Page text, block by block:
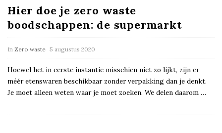
Hier doe je zero waste
boodschappen: de supermarkt
In Zero waste 5 augustus 2020
Hoewel het in eerste instantie misschien niet zo lijkt, zijn er
méér etenswaren beschikbaar zonder verpakking dan je denkt.
Je moet alleen weten waar je moet zoeken. We delen daarom …